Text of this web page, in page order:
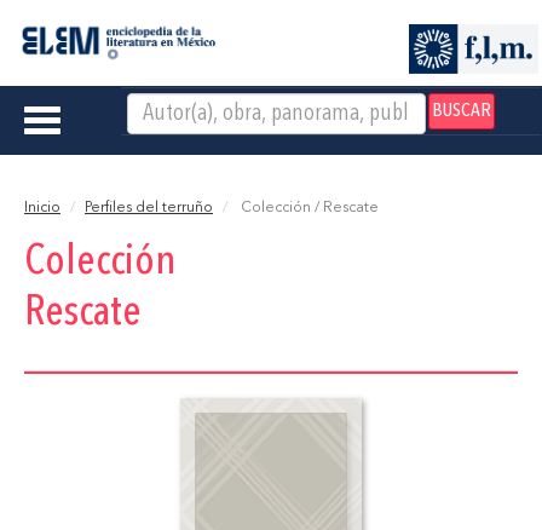
BUSCAR
Toggle
Inicio Perfiles del terruño Colección / Rescate
Colección
Rescate